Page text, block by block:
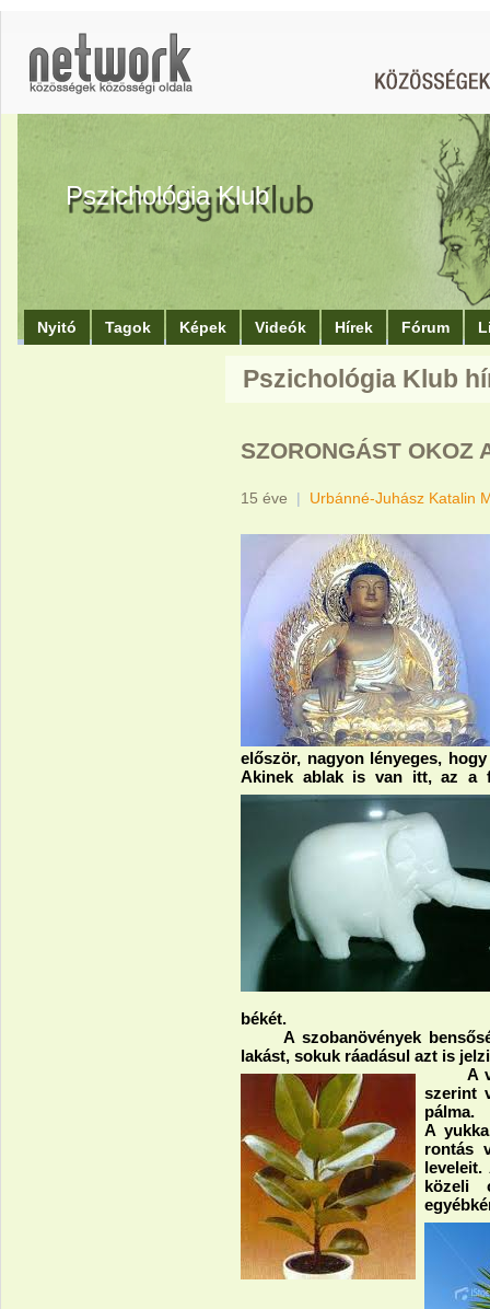
Pszichológia Klub
Nyitó Tagok Képek Videók Hírek Fórum
Pszichológia Klub
SZORONGÁST OKOZ
15 éve | Urbánné-Juhász Katalin
először, nagyon lényeges,
Akinek ablak is van itt, az a
békét.
A szobanövények
lakást, sokuk ráadásul azt is
A
szerint
pálma.
A
rontás
közeli